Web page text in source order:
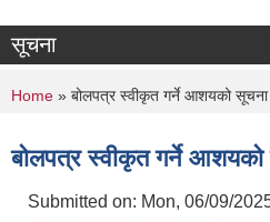
सूचना
You are here
Home » बोलपत्र स्वीकृत गर्ने आशयको
बोलपत्र स्वीकृत गर्ने
Submitted on: Mon, 06/09/